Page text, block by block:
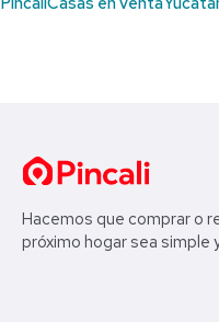
Hacemos que comprar o
próximo hogar sea simple